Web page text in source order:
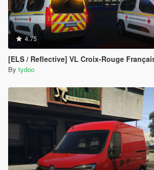
4.75
[ELS / Reflective] VL Croix-Rouge Française Citroën Berlingo 2018
By tydoo